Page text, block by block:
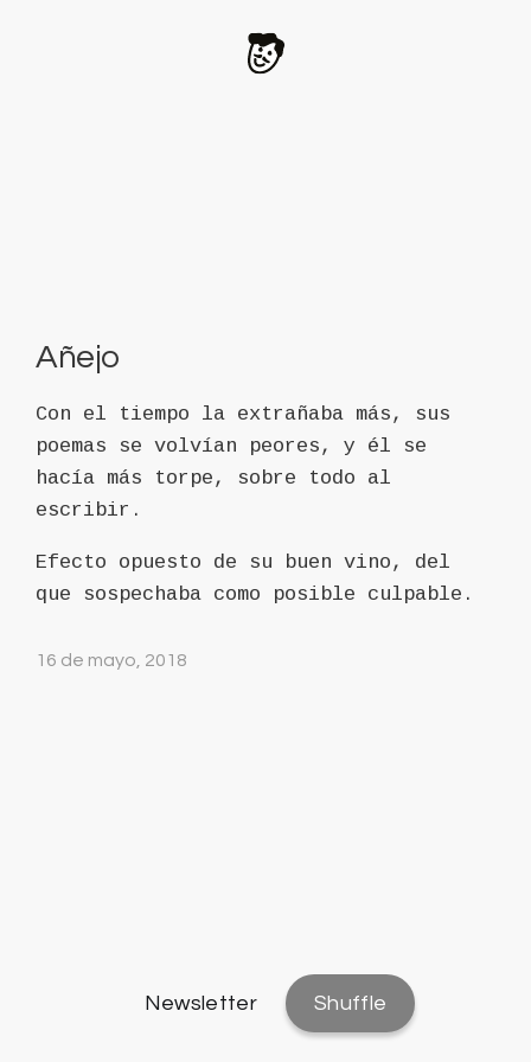
Añejo
Con el tiempo la extrañaba más, sus
poemas se volvían peores, y él se
hacía más torpe, sobre todo al
escribir.
Efecto opuesto de su buen vino, del
que sospechaba como posible culpable.
16 de mayo, 2018
Newsletter Shuffle